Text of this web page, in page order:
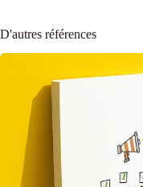
D'autres références